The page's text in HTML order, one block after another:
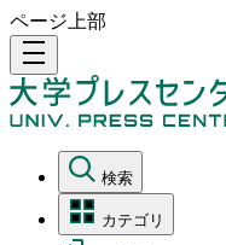
ページ上部
density_medium
検索
カテゴリ